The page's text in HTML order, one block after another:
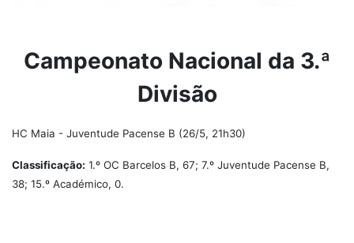
Campeonato Nacional da 3.ª
Divisão
HC Maia - Juventude Pacense B (26/5, 21h30)
Classificação: 1.º OC Barcelos B, 67; 7.º Juventude Pacense B,
38; 15.º Académico, 0.